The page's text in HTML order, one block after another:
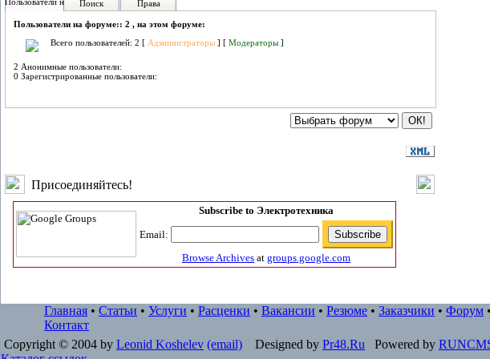
Поиск Права
Пользователи на форуме:: 2 , на этом форуме:
Всего пользователей: 2 [ Администраторы ] [ Модераторы ]
2 Анонимные пользователи:
0 Зарегистрированные пользователи:
Присоединяйтесь!
Subscribe to Электротехника
Email:
Browse Archives at groups.google.com
Главная • Статьи • Услуги • Расценки • Вакансии • Резюме • Заказчики • Форум •
Контакт
Copyright © 2004 by Leonid Koshelev (email) Designed by Pr48.Ru Powered by